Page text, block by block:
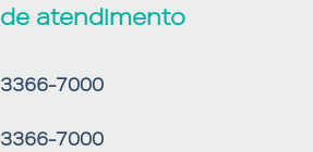
atendimento
7000
7000